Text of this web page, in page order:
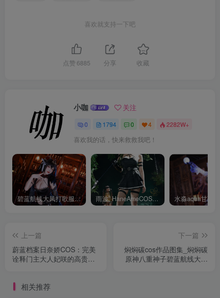
喜欢就支持一下吧
点赞 6885 分享 收藏
小咖 关注
0 1794 0 4 2282W+
喜欢我的话，快来救救我吧！
碧蓝航线大凤打歌服有多甜？看看水淼aquaCOS版本就知道 雨波_HaneAmeCOS：演绎尤贝尔的美丽与死亡的微笑
上一篇
蔚蓝档案日奈娇COS：完美
诠释门主大人妃咲的高贵与
下一篇
焖焖碳cos作品图集_焖焖碳
原神八重神子碧蓝航线大凤
相关推荐